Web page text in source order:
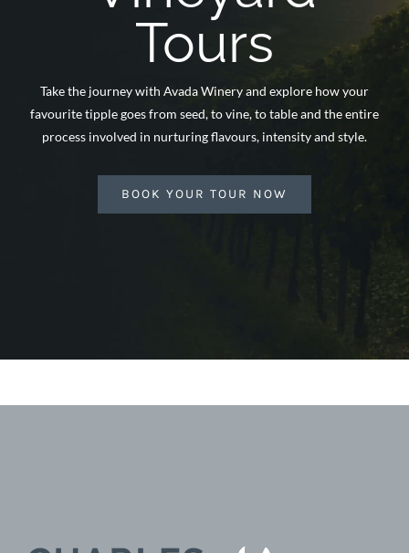
Tours
Take the journey with Avada Winery and explore how your
favourite tipple goes from seed, to vine, to table and the entire
process involved in nurturing flavours, intensity and style.
BOOK YOUR TOUR NOW